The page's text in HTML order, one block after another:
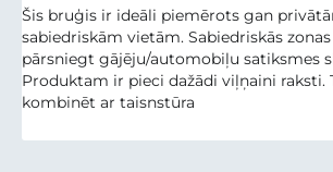
Šis bruģis ir ideāli piemērots gan
sabiedriskām vietām. Sabiedriskās
pārsniegt gājēju/automobiļu satiksmes
Produktam ir pieci dažādi viļņaini raksti.
kombinēt ar taisnstūra